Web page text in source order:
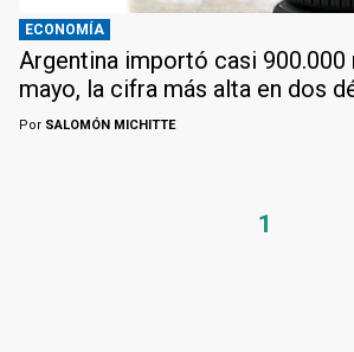
ECONOMÍA
Argentina importó casi 900.000
mayo, la cifra más alta en dos
Por SALOMÓN MICHITTE
1